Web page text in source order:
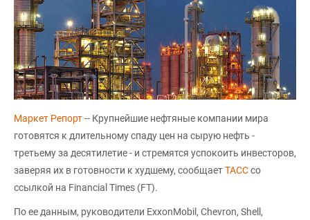
Маркет Репорт-- Крупнейшие нефтяные компании мира
готовятся к длительному спаду цен на сырую нефть -
третьему за десятилетие - и стремятся успокоить инвесторов,
заверяя их в готовности к худшему, сообщаетТАССсо
ссылкой на Financial Times (FT).
По ее данным, руководители ExxonMobil, Chevron, Shell,